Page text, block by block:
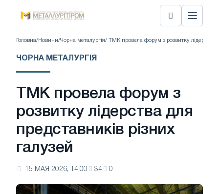
Головна/ Новини/Чорна металургія/ ТМК провела форум з розвитку лідерства
ЧОРНА МЕТАЛУРГІЯ
ТМК провела форум з
розвитку лідерства для
представників різних
галузей
15 МАЯ 2026, 14:00 34 0